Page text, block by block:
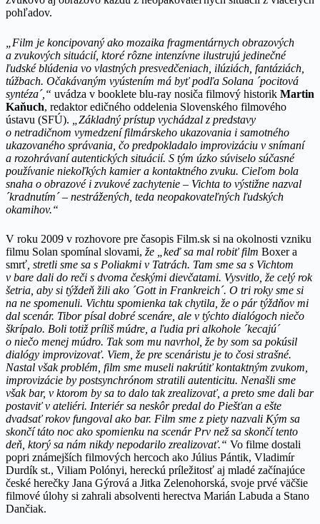
pohľadov.
„Film je koncipovaný ako mozaika fragmentárnych obrazových
a zvukových situácií, ktoré rôzne intenzívne ilustrujú jedinečné
ľudské blúdenia vo vlastných presvedčeniach, ilúziách, fantáziách,
túžbach. Očakávaným vyústením má byť podľa Solana ´pocitová
syntéza´,“ uvádza v booklete blu-ray nosiča filmový historik Martin
Kaňuch, redaktor edičného oddelenia Slovenského filmového
ústavu (SFÚ).
„Základný prístup vychádzal z predstavy
o netradičnom vymedzení filmárskeho ukazovania i samotného
ukazovaného správania, čo predpokladalo improvizáciu v snímaní
a rozohrávaní autentických situácií. S tým úzko súviselo súčasné
používanie niekoľkých kamier a kontaktného zvuku. Cieľom bola
snaha o obrazové i zvukové zachytenie – Vichta to výstižne nazval
´kradnutím´ – nestrážených, teda neopakovateľných ľudských
okamihov.“
V roku 2009 v rozhovore pre časopis Film.sk si na okolnosti vzniku
filmu Solan spomínal slovami, že „keď sa mal robiť film Boxer a
smrť , stretli sme sa s Poliakmi v Tatrách. Tam sme sa s Vichtom
v bare dali do reči s dvoma českými dievčatami. Vysvitlo, že celý rok
šetria, aby si týždeň žili ako ´Gott in Frankreich´. O tri roky sme si
na ne spomenuli. Vichtu spomienka tak chytila, že o pár týždňov mi
dal scenár. Tibor písal dobré scenáre, ale v týchto dialógoch niečo
škrípalo. Boli totiž príliš múdre, a ľudia pri alkohole ´kecajú´
o niečo menej múdro. Tak som mu navrhol, že by som sa pokúsil
dialógy improvizovať. Viem, že pre scenáristu je to čosi strašné.
Nastal však problém, film sme museli nakrútiť kontaktným zvukom,
improvizácie by postsynchrónom stratili autenticitu. Nenašli sme
však bar, v ktorom by sa to dalo tak zrealizovať, a preto sme dali bar
postaviť v ateliéri. Interiér sa neskôr predal do Piešťan a ešte
dvadsať rokov fungoval ako bar. Film sme z piety nazvali Kým sa
skončí táto noc ako spomienku na scenár Prv než sa skončí tento
deň, ktorý sa nám nikdy nepodarilo zrealizovať.“ Vo filme dostali
popri známejších filmových hercoch ako Július Pántik, Vladimír
Durdík st., Viliam Polónyi, hereckú príležitosť aj mladé začínajúce
české herečky Jana Gýrová a Jitka Zelenohorská, svoje prvé väčšie
filmové úlohy si zahrali absolventi herectva Marián Labuda a Stano
Dančiak.